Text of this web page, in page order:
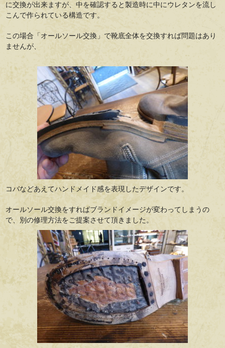
に交換が出来ますが、中を確認すると製造時に中にウレタンを流し
こんで作られている構造です。
この場合「オールソール交換」で靴底全体を交換すれば問題はあり
ませんが、
コバなどあえてハンドメイド感を表現したデザインです。
オールソール交換をすればブランドイメージが変わってしまうの
で、別の修理方法をご提案させて頂きました。